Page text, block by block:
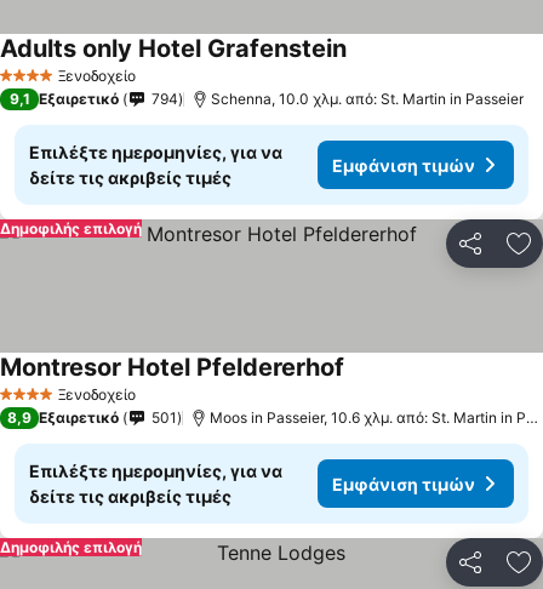
4 ΑστέριαΞενοδοχείο
Adults only Hotel Grafenstein
9,1 Εξαιρετικό 794 Schenna, 10.0 χλμ. από: St. Martin in Passeier
Επιλέξτε ημερομηνίες, για να
δείτε τις ακριβείς τιμές
Εμφάνιση τιμών
Δημοφιλής επιλογή
4 ΑστέριαΞενοδοχείο
Montresor Hotel Pfeldererhof
8,9 Εξαιρετικό 501 Moos in Passeier, 10.6 χλμ. από: St. Martin in Passeier
Επιλέξτε ημερομηνίες, για να
δείτε τις ακριβείς τιμές
Εμφάνιση τιμών
Δημοφιλής επιλογή